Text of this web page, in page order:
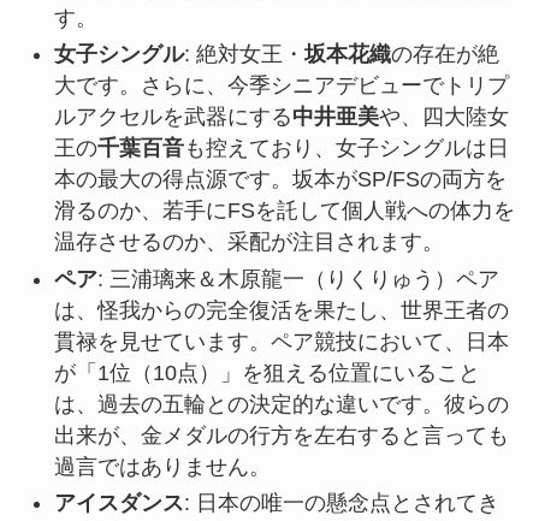
す。
女子シングル: 絶対女王・坂本花織の存在が絶
大です。さらに、今季シニアデビューでトリプ
ルアクセルを武器にする中井亜美や、四大陸女
王の千葉百音も控えており、女子シングルは日
本の最大の得点源です。坂本がSP/FSの両方を
滑るのか、若手にFSを託して個人戦への体力を
温存させるのか、采配が注目されます。
ペア: 三浦璃来＆木原龍一（りくりゅう）ペア
は、怪我からの完全復活を果たし、世界王者の
貫禄を見せています。ペア競技において、日本
が「1位（10点）」を狙える位置にいること
は、過去の五輪との決定的な違いです。彼らの
出来が、金メダルの行方を左右すると言っても
過言ではありません。
アイスダンス: 日本の唯一の懸念点とされてき